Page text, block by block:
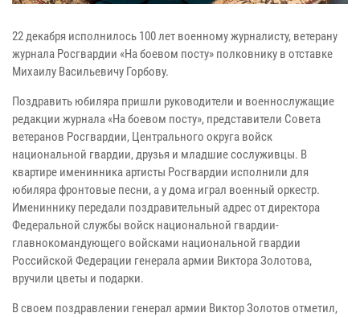
22 декабря исполнилось 100 лет военному журналисту, ветерану
журнала Росгвардии «На боевом посту» полковнику в отставке
Михаилу Васильевичу Горбову.
Поздравить юбиляра пришли руководители и военнослужащие
редакции журнала «На боевом посту», представители Совета
ветеранов Росгвардии, Центрального округа войск
национальной гвардии, друзья и младшие сослуживцы. В
квартире именинника артисты Росгвардии исполнили для
юбиляра фронтовые песни, а у дома играл военный оркестр.
Имениннику передали поздравительный адрес от директора
Федеральной службы войск национальной гвардии-
главнокомандующего войсками национальной гвардии
Российской Федерации генерала армии Виктора Золотова,
вручили цветы и подарки.
В своем поздравлении генерал армии Виктор Золотов отметил,